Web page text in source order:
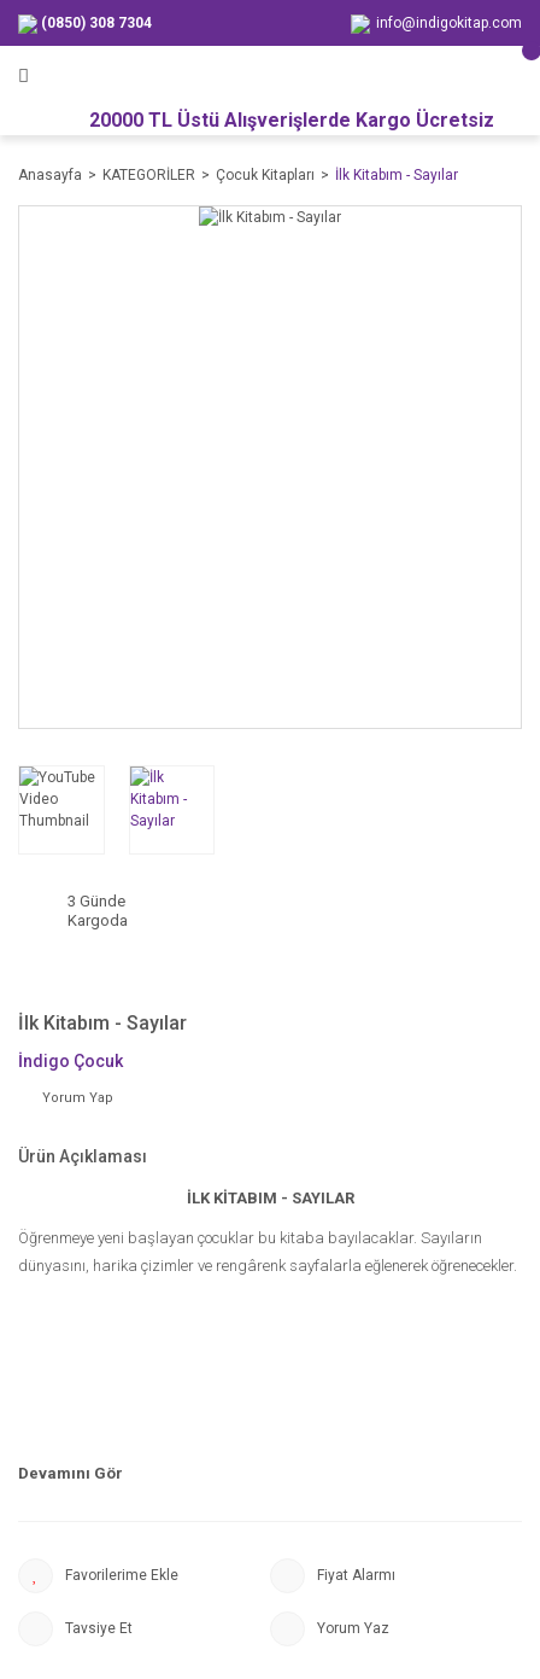
(0850) 308 7304 info@indigokitap.com
20000 TL Üstü Alışverişlerde Kargo Ücretsiz
Anasayfa KATEGORİLER Çocuk Kitapları İlk Kitabım - Sayılar
3 Günde
Kargoda
İlk Kitabım - Sayılar
İndigo Çocuk
Yorum Yap
Ürün Açıklaması
İLK KİTABIM - SAYILAR
Öğrenmeye yeni başlayan çocuklar bu kitaba bayılacaklar. Sayıların
dünyasını, harika çizimler ve rengârenk sayfalarla eğlenerek öğrenecekler.
Fiyat Alarmı
Tavsiye Et Yorum Yaz